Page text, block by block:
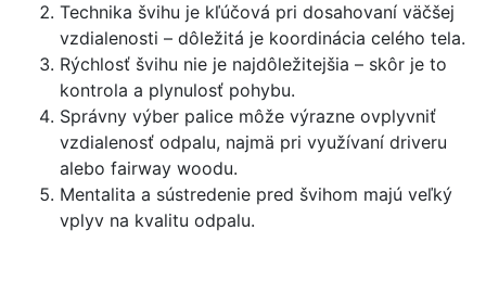
Technika švihu je kľúčová pri dosahovaní väčšej
vzdialenosti – dôležitá je koordinácia celého tela.
Rýchlosť švihu nie je najdôležitejšia – skôr je to
kontrola a plynulosť pohybu.
Správny výber palice môže výrazne ovplyvniť
vzdialenosť odpalu, najmä pri využívaní driveru
alebo fairway woodu.
Mentalita a sústredenie pred švihom majú veľký
vplyv na kvalitu odpalu.